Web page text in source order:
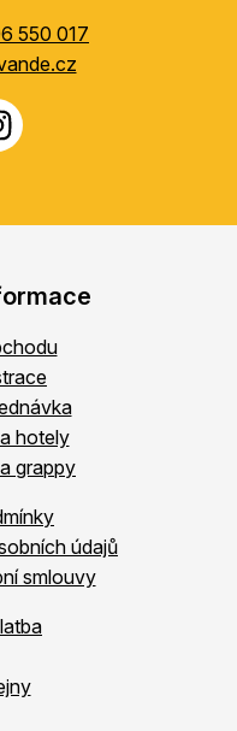
550 017
hotely
grappy
údajů
smlouvy